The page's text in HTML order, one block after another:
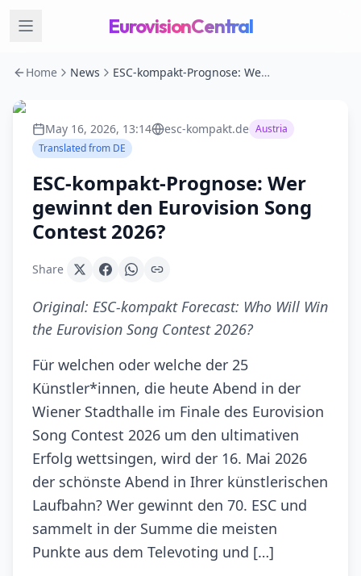
EurovisionCentral
Home News ESC-kompakt-Prognose: Wer gewinnt den Eurovision Song Contest 2026?
May 16, 2026, 13:14 esc-kompakt.de Austria
Translated from DE
ESC-kompakt-Prognose: Wer
gewinnt den Eurovision Song
Contest 2026?
Share
Original: ESC-kompakt Forecast: Who Will Win
the Eurovision Song Contest 2026?
Für welchen oder welche der 25
Künstler*innen, die heute Abend in der
Wiener Stadthalle im Finale des Eurovision
Song Contest 2026 um den ultimativen
Erfolg wettsingen, wird der 16. Mai 2026
der schönste Abend in Ihrer künstlerischen
Laufbahn? Wer gewinnt den 70. ESC und
sammelt in der Summe die meisten
Punkte aus dem Televoting und […]